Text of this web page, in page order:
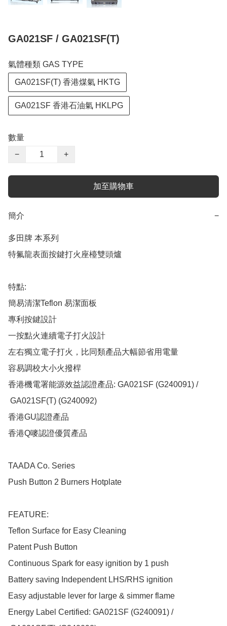
GA021SF / GA021SF(T)
氣體種類 GAS TYPE
GA021SF(T) 香港煤氣 HKTG
GA021SF 香港石油氣 HKLPG
數量
−
+
加至購物車
簡介 −
多田牌 本系列
特氟龍表面按鍵打火座檯雙頭爐
特點:
簡易清潔Teflon 易潔面板
專利按鍵設計
一按點火連續電子打火設計
左右獨立電子打火，比同類產品大幅節省用電量
容易調校大小火撥桿
香港機電署能源效益認證產品: GA021SF (G240091) /
GA021SF(T) (G240092)
香港​GU認證產品
香港Q嘜認證優質產品
TAADA Co. Series
Push Button 2 Burners Hotplate
FEATURE:
Teflon Surface for Easy Cleaning
Patent Push Button
Continuous Spark for easy ignition by 1 push
Battery saving Independent LHS/RHS ignition
Easy adjustable lever for large & simmer flame
Energy Label Certified: GA021SF (G240091) /